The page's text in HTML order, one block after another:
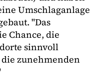
Umschlaganlage
"Das
Chance, die
sinnvoll
zunehmenden